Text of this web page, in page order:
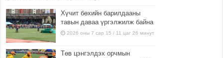
Хүчит бөхийн барилдааны
тавын даваа үргэлжилж байна
2026 оны 7 сар 15 / 11 цаг 26 минут
Төв цэнгэлдэх орчмын